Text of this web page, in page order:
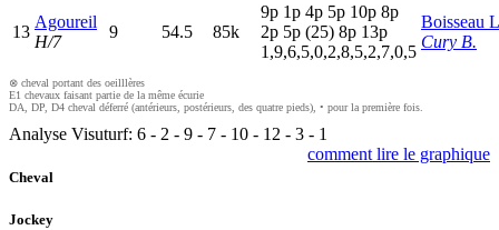
13
Agoureil
H/7
9 54.5 85k
9p 1p 4p 5p 10p 8p
2p 5p (25) 8p 13p
1,9,6,5,0,2,8,5,2,7,0,5
Boisseau
Cury B.
⊗ cheval portant des oeilllères
E1 chevaux faisant partie de la même écurie
DA, DP, D4 cheval déferré (antérieurs, postérieurs, des quatre pieds), • pour la première fois.
Analyse Visuturf: 6 - 2 - 9 - 7 - 10 - 12 - 3 - 1
comment lire le graphique
Cheval
Jockey